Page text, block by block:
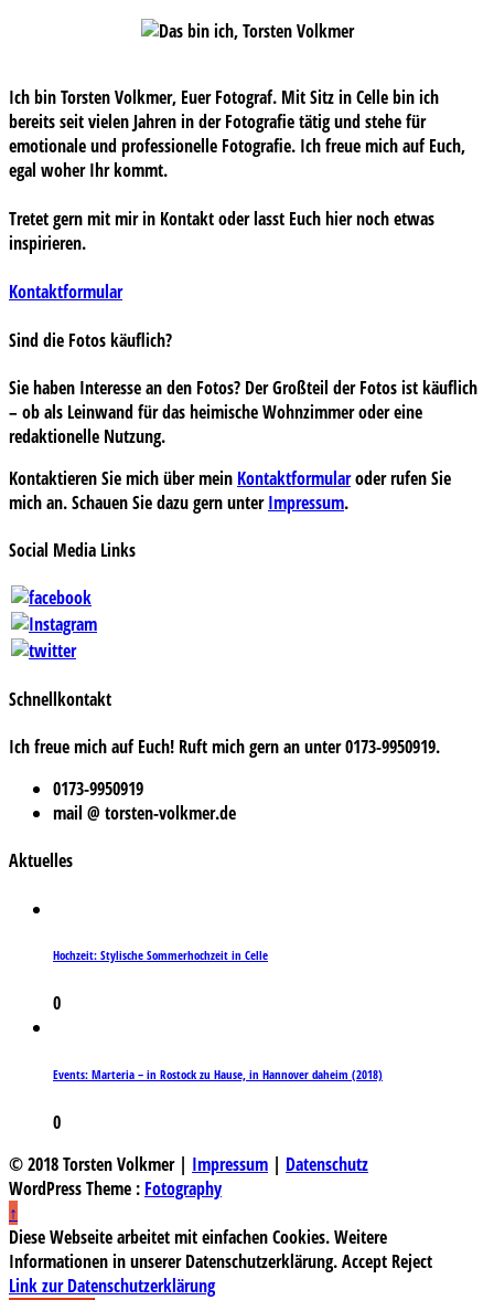
Ich bin Torsten Volkmer, Euer Fotograf. Mit Sitz in Celle bin ich
bereits seit vielen Jahren in der Fotografie tätig und stehe für
emotionale und professionelle Fotografie. Ich freue mich auf Euch,
egal woher Ihr kommt.
Tretet gern mit mir in Kontakt oder lasst Euch hier noch etwas
inspirieren.
Kontaktformular
Sind die Fotos käuflich?
Sie haben Interesse an den Fotos? Der Großteil der Fotos ist käuflich
– ob als Leinwand für das heimische Wohnzimmer oder eine
redaktionelle Nutzung.
Kontaktieren Sie mich über mein Kontaktformularoder rufen Sie
mich an. Schauen Sie dazu gern unterImpressum.
Social Media Links
Schnellkontakt
Ich freue mich auf Euch! Ruft mich gern an unter 0173-9950919.
0173-9950919
mail @ torsten-volkmer.de
Aktuelles
Hochzeit: Stylische Sommerhochzeit in Celle
0
Events: Marteria – in Rostock zu Hause, in Hannover daheim (2018)
0
© 2018 Torsten Volkmer | Impressum | Datenschutz
WordPress Theme : Fotography
↑
Diese Webseite arbeitet mit einfachen Cookies. Weitere
Informationen in unserer Datenschutzerklärung.Accept Reject
Link zur Datenschutzerklärung